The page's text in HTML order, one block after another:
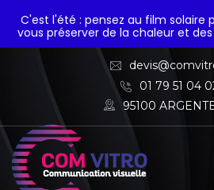
01 79 51 04
95100
C'est l'été : pensez au film solaire
vous préserver de la chaleur et des